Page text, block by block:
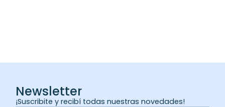
Newsletter
¡Suscribite y recibí todas nuestras novedades!